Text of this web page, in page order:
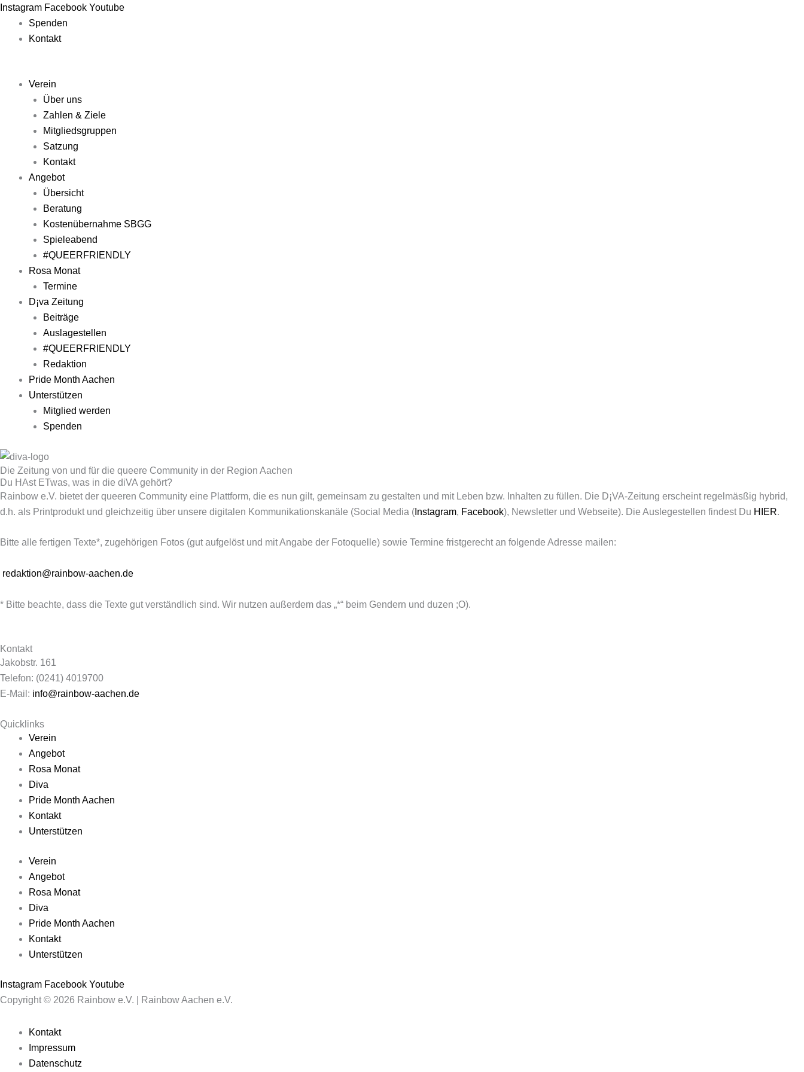
Zum
Inhalt
springen
Instagram Facebook Youtube
Main
Menu
Spenden
Kontakt
Main
Menu
Verein
Über uns
Zahlen & Ziele
Mitgliedsgruppen
Satzung
Kontakt
Angebot
Übersicht
Beratung
Kostenübernahme SBGG
Spieleabend
#QUEERFRIENDLY
Rosa Monat
Termine
D¡va Zeitung
Beiträge
Auslagestellen
#QUEERFRIENDLY
Redaktion
Pride Month Aachen
Unterstützen
Mitglied werden
Spenden
Die Zeitung von und für die queere Community in der Region Aachen
Du HAst ETwas, was in die diVA gehört?
Rainbow e.V. bietet der queeren Community eine Plattform, die es nun gilt, gemeinsam zu gestalten und mit Leben bzw. Inhalten zu füllen. Die D¡VA-Zeitung erscheint regelmäsßig hybrid,
d.h. als Printprodukt und gleichzeitig über unsere digitalen Kommunikationskanäle (Social Media ( Instagram, Facebook), Newsletter und Webseite). Die Auslegestellen findest Du HIER.
Bitte alle fertigen Texte*, zugehörigen Fotos (gut aufgelöst und mit Angabe der Fotoquelle) sowie Termine fristgerecht an folgende Adresse mailen:
redaktion@rainbow-aachen.de
* Bitte beachte, dass die Texte gut verständlich sind. Wir nutzen außerdem das „*“ beim Gendern und duzen ;O).
Kontakt
Jakobstr. 161
Telefon: (0241) 4019700
E-Mail: info@rainbow-aachen.de
Quicklinks
Main
Menu
Verein
Angebot
Rosa Monat
Diva
Pride Month Aachen
Kontakt
Unterstützen
Main
Menu
Verein
Angebot
Rosa Monat
Diva
Pride Month Aachen
Kontakt
Unterstützen
Instagram Facebook Youtube
Copyright © 2026 Rainbow e.V. | Rainbow Aachen e.V.
Main
Menu
Kontakt
Impressum
Datenschutz